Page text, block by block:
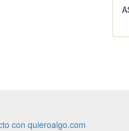
con quieroalgo.com